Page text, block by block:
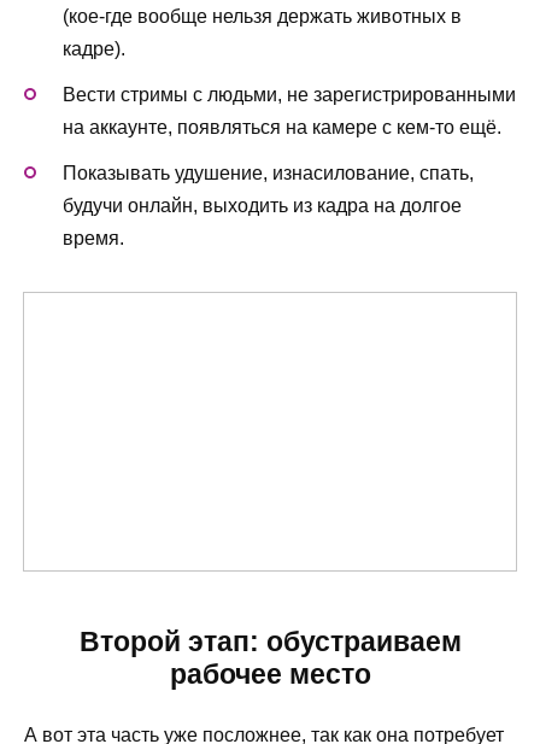
(кое-где вообще нельзя держать животных в
кадре).
Вести стримы с людьми, не зарегистрированными
на аккаунте, появляться на камере с кем-то ещё.
Показывать удушение, изнасилование, спать,
будучи онлайн, выходить из кадра на долгое
время.
Второй этап: обустраиваем
рабочее место
А вот эта часть уже посложнее, так как она потребует